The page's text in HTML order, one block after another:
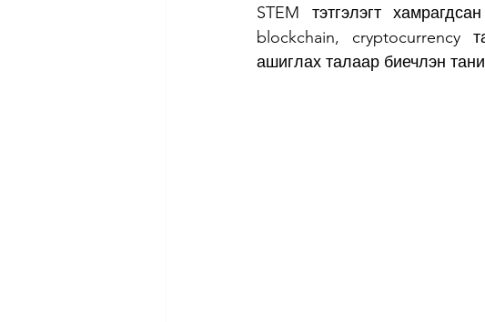
STEM тэтгэлэгт
blockchain, cryptocurrency
ашиглах талаар биечлэн